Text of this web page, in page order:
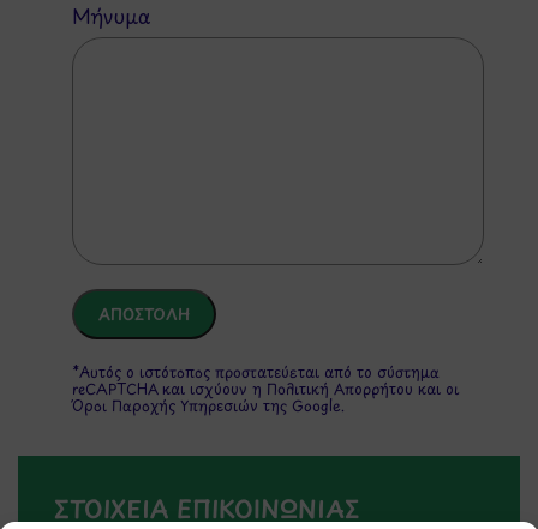
Μήνυμα
*Αυτός ο ιστότοπος προστατεύεται από το σύστημα
reCAPTCHA και ισχύουν η Πολιτική Απορρήτου και οι
Όροι Παροχής Υπηρεσιώντης Google.
ΣΤΟΙΧΕΙΑ ΕΠΙΚΟΙΝΩΝΙΑΣ